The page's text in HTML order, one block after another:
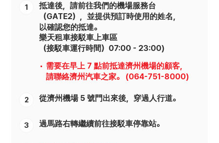
1
抵達後，請前往我們的機場服務台
（GATE2），並提供預訂時使用的姓名，
以確認您的抵達。
樂天租車接駁車上車區
（接駁車運行時間）07:00 - 23:00)
需要在早上 7 點前抵達濟州機場的顧客，
請聯絡濟州汽車之家。 (064-751-8000)
2 從濟州機場 5 號門出來後，穿過人行道。
3 過馬路右轉繼續前往接駁車停靠站。